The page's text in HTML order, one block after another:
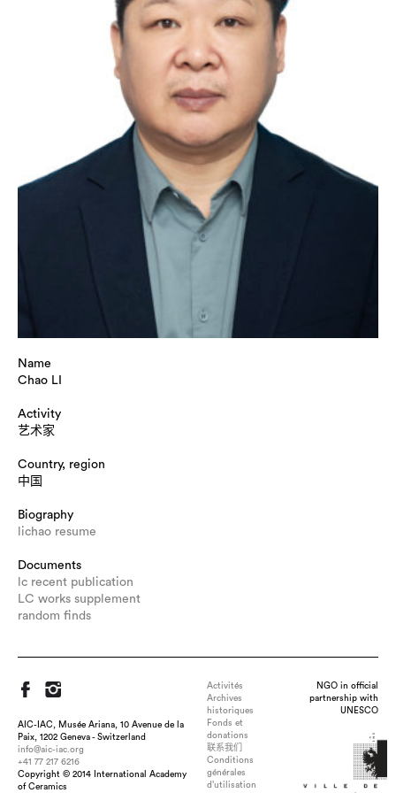
Name
Chao LI
Activity
艺术家
Country, region
中国
Biography
lichao resume
Documents
lc recent publication
LC works supplement
random finds
AIC-IAC, Musée Ariana, 10 Avenue de la
Paix, 1202 Geneva - Switzerland
info@aic-iac.org
+41 77 217 6216
Copyright © 2014 International Academy
of Ceramics
Activités
Archives
historiques
Fonds et
donations
联系我们
Conditions
générales
d’utilisation
NGO in official
partnership with
UNESCO